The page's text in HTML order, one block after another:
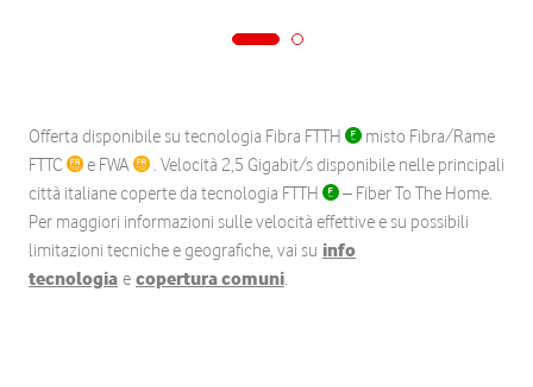
Offerta disponibile su tecnologia Fibra FTTH
misto Fibra/Rame
FTTC
e FWA
. Velocità 2,5 Gigabit/s disponibile nelle principali
città italiane coperte da tecnologia FTTH
– Fiber To The Home.
Per maggiori informazioni sulle velocità effettive e su possibili
limitazioni tecniche e geografiche, vai su info
tecnologia e copertura comuni.